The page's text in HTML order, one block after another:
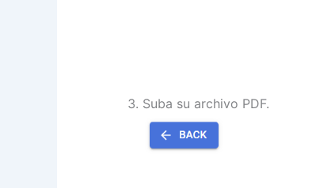
Suba su archivo PDF.